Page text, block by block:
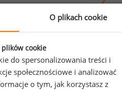
do raportu?
O plikach cookie
cookie
do spersonalizowania treści i
społecznościowe i analizować
o tym, jak korzystasz z